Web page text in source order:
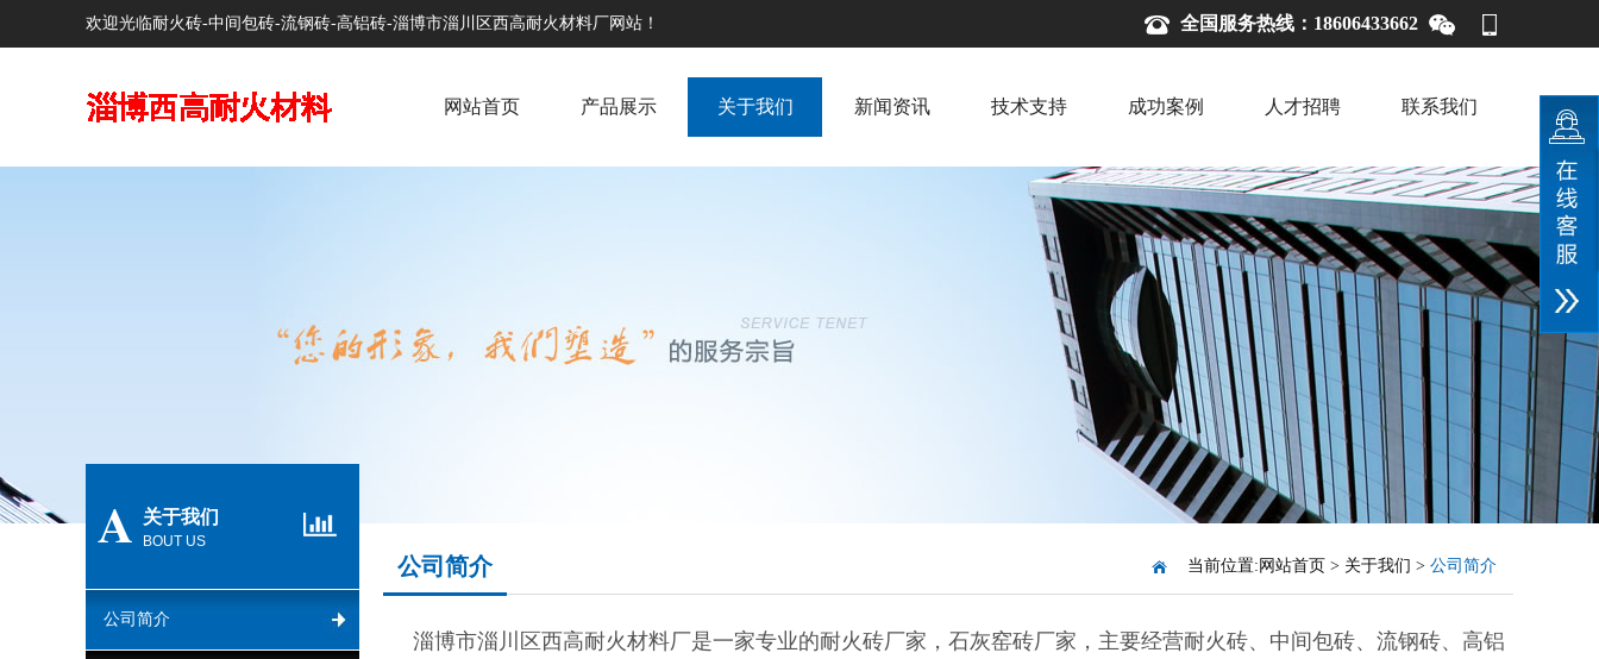
欢迎光临耐火砖-中间包砖-流钢砖-高铝砖-淄博市淄川区西高耐火材料厂网站！ 全国服务热线：18606433662
网站首页 产品展示 关于我们 新闻资讯 技术支持 成功案例 人才招聘 联系我们
A 关于我们
BOUT US
公司简介
公司简介 当前位置: 网站首页 > 关于我们 > 公司简介
淄博市淄川区西高耐火材料厂是一家专业的耐火砖厂家，石灰窑砖厂家，主要经营耐火砖、中间包砖、流钢砖、高铝